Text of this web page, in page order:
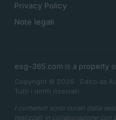
Privacy Policy
Note legali
esg-365.com is a property
Copyright © 2026 · Edito da
Tutti i diritti riservati
I contenuti sono curati dalla
realizzati in collaborazione con